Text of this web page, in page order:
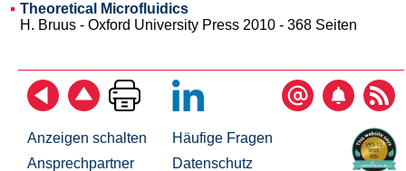
Theoretical Microfluidics
H. Bruus - Oxford University Press 2010 - 368 Seiten
Anzeigen schalten
Ansprechpartner
Häufige Fragen
Datenschutz